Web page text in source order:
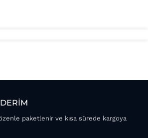
paketlenir ve kısa sürede kargoya